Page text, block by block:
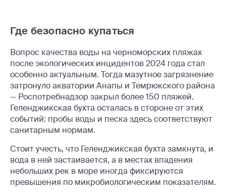
Где безопасно купаться
Вопрос качества воды на черноморских пляжах
после экологических инцидентов 2024 года стал
особенно актуальным. Тогда мазутное загрязнение
затронуло акватории Анапы и Темрюкского района
— Роспотребнадзор закрыл более 150 пляжей.
Геленджикская бухта осталась в стороне от этих
событий: пробы воды и песка здесь соответствуют
санитарным нормам.
Стоит учесть, что Геленджикская бухта замкнута, и
вода в ней застаивается, а в местах впадения
небольших рек в море иногда фиксируются
превышения по микробиологическим показателям.